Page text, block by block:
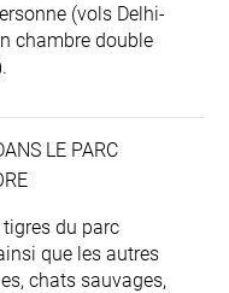
(vols Delhi-
chambre double
LE PARC
du parc
que les autres
chats sauvages,